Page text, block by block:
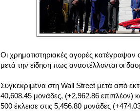
Οι χρηματιστηριακές αγορές κατέγραψαν
μετά την είδηση πως αναστέλλονται οι
Συγκεκριμένα στη Wall Street μετά από
40,608.45 μονάδες, (+2,962.86 επιπλέον)
500 έκλεισε στις 5,456.80 μονάδες